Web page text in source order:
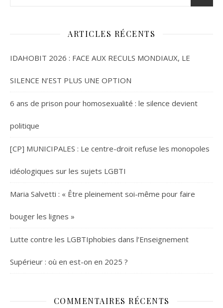
ARTICLES RÉCENTS
IDAHOBIT 2026 : FACE AUX RECULS MONDIAUX, LE
SILENCE N’EST PLUS UNE OPTION
6 ans de prison pour homosexualité : le silence devient
politique
[CP] MUNICIPALES : Le centre-droit refuse les monopoles
idéologiques sur les sujets LGBTI
Maria Salvetti : « Être pleinement soi-même pour faire
bouger les lignes »
Lutte contre les LGBTIphobies dans l’Enseignement
Supérieur : où en est-on en 2025 ?
COMMENTAIRES RÉCENTS